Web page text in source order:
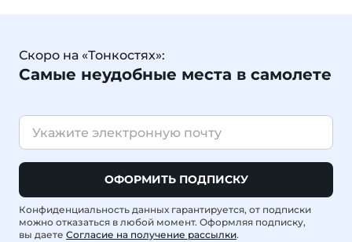
Скоро на «Тонкостях»:
Самые неудобные места в самолете
ОФОРМИТЬ ПОДПИСКУ
Конфиденциальность данных гарантируется, от подписки
можно отказаться в любой момент. Оформляя подписку,
вы даете Согласие на получение рассылки.